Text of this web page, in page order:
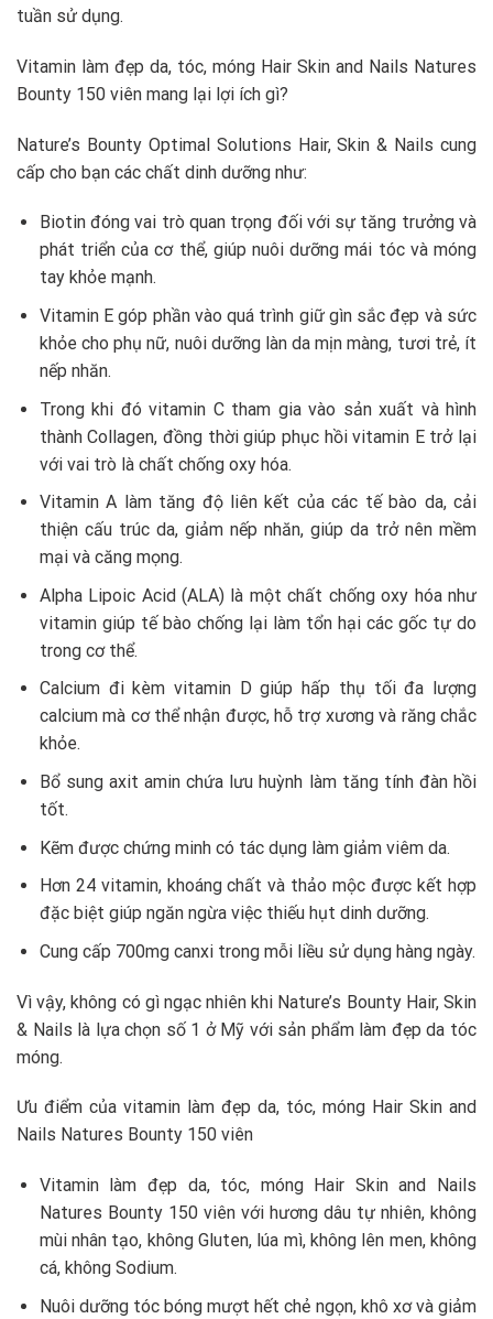
tuần sử dụng.
Vitamin làm đẹp da, tóc, móng Hair Skin and Nails Natures
Bounty 150 viên mang lại lợi ích gì?
Nature’s Bounty Optimal Solutions Hair, Skin & Nails cung
cấp cho bạn các chất dinh dưỡng như:
Biotin đóng vai trò quan trọng đối với sự tăng trưởng và
phát triển của cơ thể, giúp nuôi dưỡng mái tóc và móng
tay khỏe mạnh.
Vitamin E góp phần vào quá trình giữ gìn sắc đẹp và sức
khỏe cho phụ nữ, nuôi dưỡng làn da mịn màng, tươi trẻ, ít
nếp nhăn.
Trong khi đó vitamin C tham gia vào sản xuất và hình
thành Collagen, đồng thời giúp phục hồi vitamin E trở lại
với vai trò là chất chống oxy hóa.
Vitamin A làm tăng độ liên kết của các tế bào da, cải
thiện cấu trúc da, giảm nếp nhăn, giúp da trở nên mềm
mại và căng mọng.
Alpha Lipoic Acid (ALA) là một chất chống oxy hóa như
vitamin giúp tế bào chống lại làm tổn hại các gốc tự do
trong cơ thể.
Calcium đi kèm vitamin D giúp hấp thụ tối đa lượng
calcium mà cơ thể nhận được, hỗ trợ xương và răng chắc
khỏe.
Bổ sung axit amin chứa lưu huỳnh làm tăng tính đàn hồi
tốt.
Kẽm được chứng minh có tác dụng làm giảm viêm da.
Hơn 24 vitamin, khoáng chất và thảo mộc được kết hợp
đặc biệt giúp ngăn ngừa việc thiếu hụt dinh dưỡng.
Cung cấp 700mg canxi trong mỗi liều sử dụng hàng ngày.
Vì vậy, không có gì ngạc nhiên khi Nature’s Bounty Hair, Skin
& Nails là lựa chọn số 1 ở Mỹ với sản phẩm làm đẹp da tóc
móng.
Ưu điểm của vitamin làm đẹp da, tóc, móng Hair Skin and
Nails Natures Bounty 150 viên
Vitamin làm đẹp da, tóc, móng Hair Skin and Nails
Natures Bounty 150 viên với hương dâu tự nhiên, không
mùi nhân tạo, không Gluten, lúa mì, không lên men, không
cá, không Sodium.
Nuôi dưỡng tóc bóng mượt hết chẻ ngọn, khô xơ và giảm